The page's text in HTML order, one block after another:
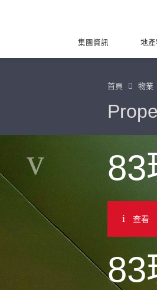
集團資訊 地
首頁 物業
83
查看
83